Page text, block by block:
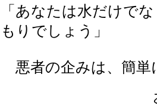
「あなたは水だけで
もりでしょう」
悪者の企みは、簡単